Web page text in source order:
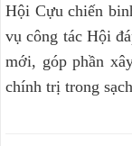
Hội Cựu chiến
vụ công tác Hội
mới, góp phần
chính trị trong